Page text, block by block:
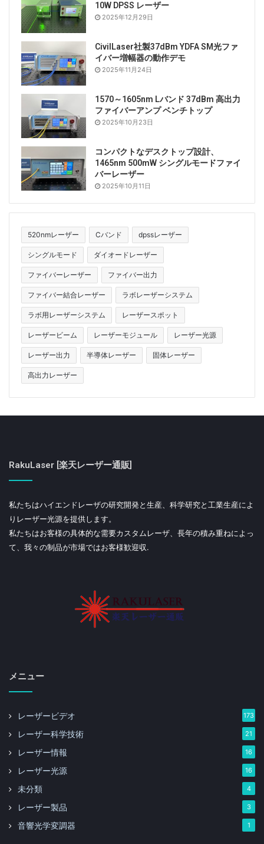
10W DPSS レーザー
2025年12月29日
CivilLaser社製37dBm YDFA SM光ファ
イバー増幅器の動作デモ
2025年11月24日
1570～1605nm Lバンド 37dBm 高出力
ファイバーアンプ ベンチトップ
2025年10月23日
コンパクトなデスクトップ設計、
1465nm 500mW シングルモードファイ
バーレーザー
2025年10月11日
520nmレーザー Cバンド dpssレーザー
シングルモード ダイオードレーザー
ファイバーレーザー ファイバー出力
ファイバー結合レーザー ラボレーザーシステム
ラボ用レーザーシステム レーザースポット
レーザービーム レーザーモジュール レーザー光源
レーザー出力 半導体レーザー 固体レーザー
高出力レーザー
RakuLaser [楽天レーザー通販]
私たちはハイエンドレーザの研究開発と生産、科学研究と工業生産によ
りレーザー光源を提供します。
私たちはお客様の具体的な需要カスタムレーザ、長年の積み重ねによっ
て、我々の制品が市場ではお客様歓迎収.
メニュー
レーザービデオ 173
レーザー科学技術 21
レーザー情報 16
レーザー光源 16
未分類 4
レーザー製品 3
音響光学変調器 1